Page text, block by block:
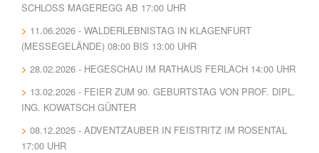
SCHLOSS MAGEREGG AB 17:00 UHR
11.06.2026 - WALDERLEBNISTAG IN KLAGENFURT
(MESSEGELÄNDE) 08:00 BIS 13:00 UHR
28.02.2026 - HEGESCHAU IM RATHAUS FERLACH 14:00 UHR
13.02.2026 - FEIER ZUM 90. GEBURTSTAG VON PROF. DIPL.
ING. KOWATSCH GÜNTER
08.12.2025 - ADVENTZAUBER IN FEISTRITZ IM ROSENTAL
17:00 UHR